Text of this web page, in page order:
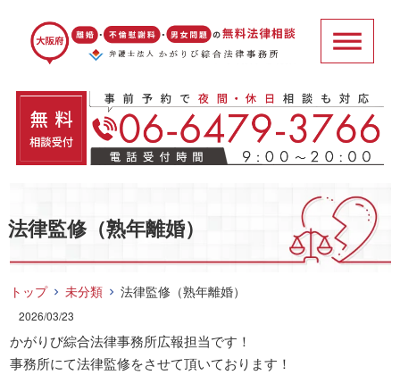
法律監修（熟年離婚）
トップ 未分類 法律監修（熟年離婚）
2026/03/23
かがりび綜合法律事務所広報担当です！
事務所にて法律監修をさせて頂いております！